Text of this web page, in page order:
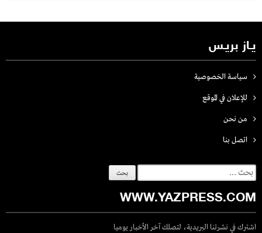
يـاز بريـس
سياسة الخصوصية
للإعلان في الموقع
من نحن
اتصل بنـا
البحث
عن:
WWW.YAZPRESS.COM
اشترك في نشرتنا البريدية، لتصلك آخر الأخبار يوميا